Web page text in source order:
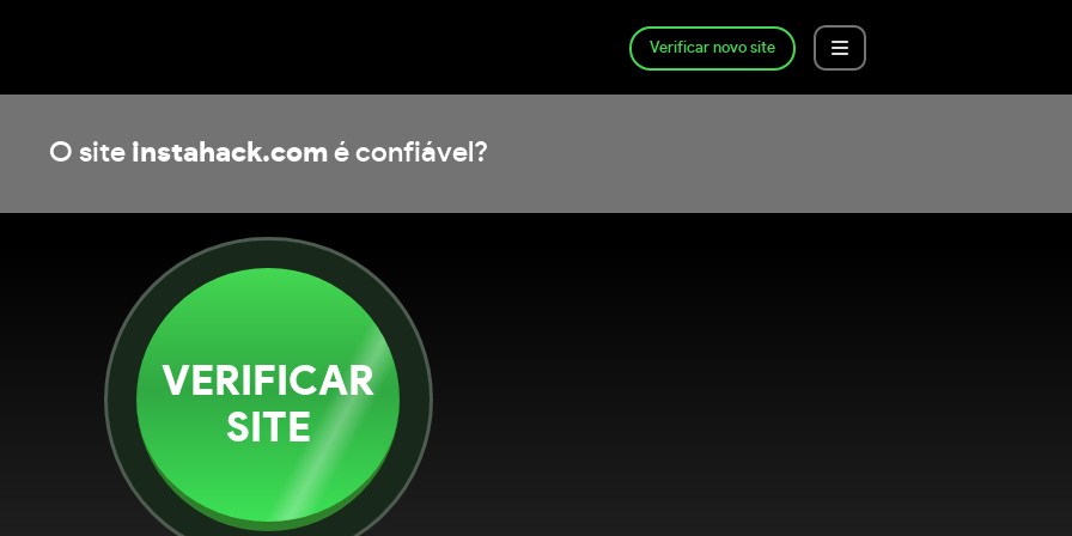
Verificar novo site
O site instahack.comé confiável?
VERIFICAR
SITE